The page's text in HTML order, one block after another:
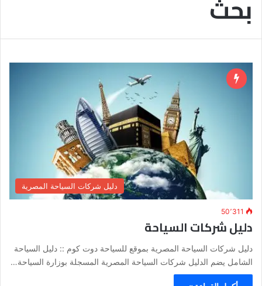
بحث
دليل شركات السياحة المصرية
50٬311
دليل شركات السياحة
دليل شركات السياحة المصرية بموقع للسياحة دوت كوم :: دليل السياحة
الشامل يضم الدليل شركات السياحة المصرية المسجلة بوزارة السياحة…